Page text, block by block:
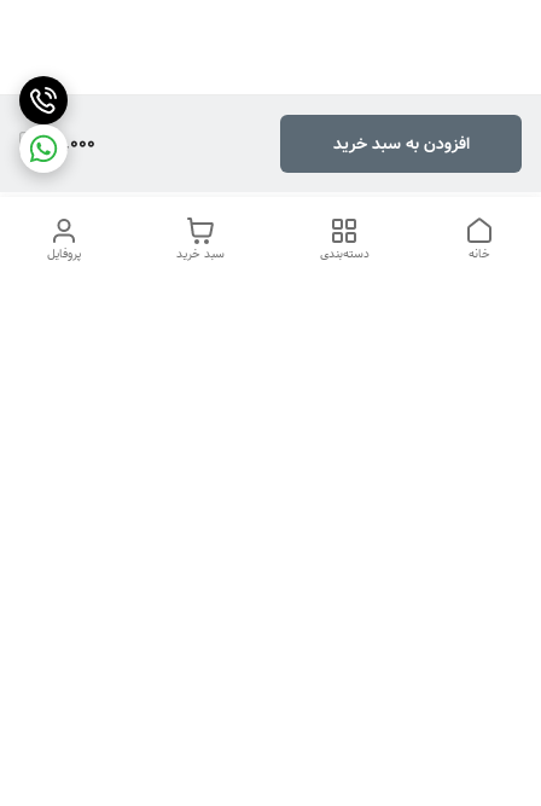
30,000 افزودن به سبد خرید
پروفایل سبد خرید دسته‌بندی خانه